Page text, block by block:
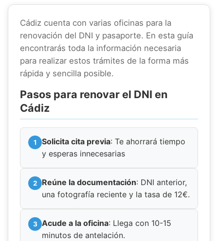
Cádiz cuenta con varias oficinas para la
renovación del DNI y pasaporte. En esta guía
encontrarás toda la información necesaria
para realizar estos trámites de la forma más
rápida y sencilla posible.
Pasos para renovar el DNI en
Cádiz
Solicita cita previa: Te ahorrará tiempo
y esperas innecesarias
Reúne la documentación: DNI anterior,
una fotografía reciente y la tasa de 12€.
Acude a la oficina: Llega con 10-15
minutos de antelación.